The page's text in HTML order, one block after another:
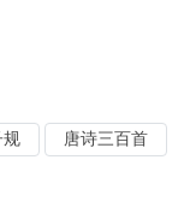
规 唐诗三百首